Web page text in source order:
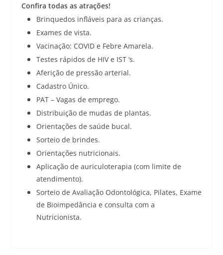
Confira todas as atrações!
Brinquedos infláveis para as crianças.
Exames de vista.
Vacinação: COVID e Febre Amarela.
Testes rápidos de HIV e IST ‘s.
Aferição de pressão arterial.
Cadastro Único.
PAT – Vagas de emprego.
Distribuição de mudas de plantas.
Orientações de saúde bucal.
Sorteio de brindes.
Orientações nutricionais.
Aplicação de auriculoterapia (com limite de
atendimento).
Sorteio de Avaliação Odontológica, Pilates, Exame
de Bioimpedância e consulta com a
Nutricionista.